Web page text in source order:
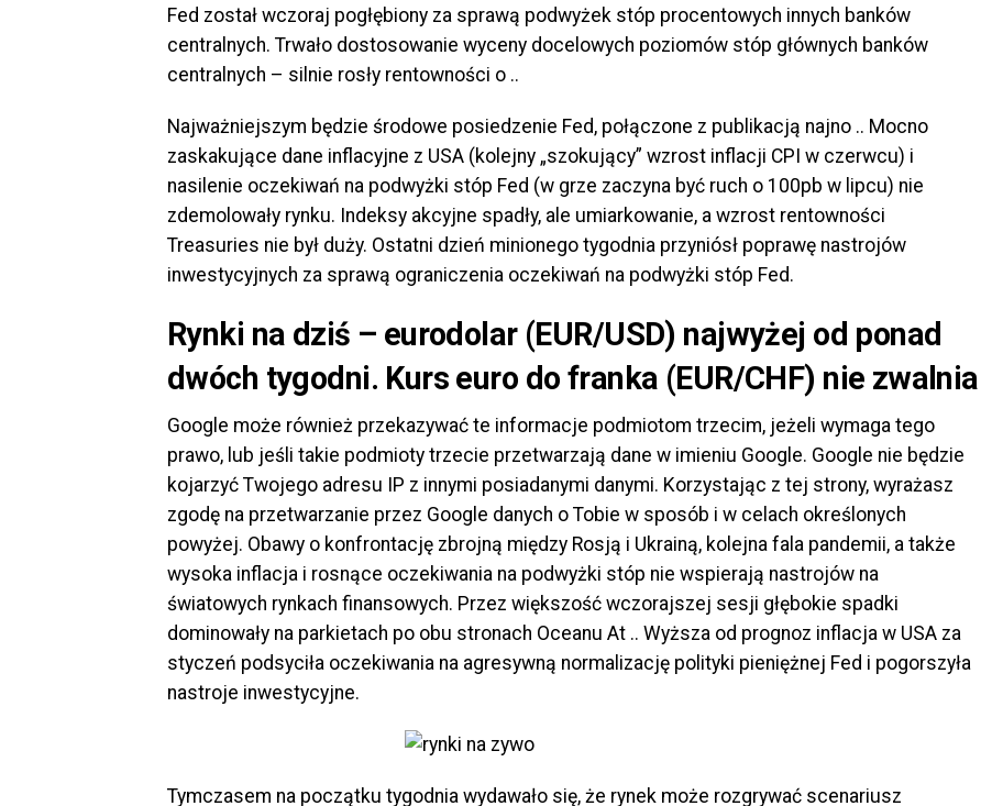
Fed został wczoraj pogłębiony za sprawą podwyżek stóp procentowych innych banków
centralnych. Trwało dostosowanie wyceny docelowych poziomów stóp głównych banków
centralnych – silnie rosły rentowności o ..
Najważniejszym będzie środowe posiedzenie Fed, połączone z publikacją najno .. Mocno
zaskakujące dane inflacyjne z USA (kolejny „szokujący” wzrost inflacji CPI w czerwcu) i
nasilenie oczekiwań na podwyżki stóp Fed (w grze zaczyna być ruch o 100pb w lipcu) nie
zdemolowały rynku. Indeksy akcyjne spadły, ale umiarkowanie, a wzrost rentowności
Treasuries nie był duży. Ostatni dzień minionego tygodnia przyniósł poprawę nastrojów
inwestycyjnych za sprawą ograniczenia oczekiwań na podwyżki stóp Fed.
Rynki na dziś – eurodolar (EUR/USD) najwyżej od ponad
dwóch tygodni. Kurs euro do franka (EUR/CHF) nie zwalnia
Google może również przekazywać te informacje podmiotom trzecim, jeżeli wymaga tego
prawo, lub jeśli takie podmioty trzecie przetwarzają dane w imieniu Google. Google nie będzie
kojarzyć Twojego adresu IP z innymi posiadanymi danymi. Korzystając z tej strony, wyrażasz
zgodę na przetwarzanie przez Google danych o Tobie w sposób i w celach określonych
powyżej. Obawy o konfrontację zbrojną między Rosją i Ukrainą, kolejna fala pandemii, a także
wysoka inflacja i rosnące oczekiwania na podwyżki stóp nie wspierają nastrojów na
światowych rynkach finansowych. Przez większość wczorajszej sesji głębokie spadki
dominowały na parkietach po obu stronach Oceanu At .. Wyższa od prognoz inflacja w USA za
styczeń podsyciła oczekiwania na agresywną normalizację polityki pieniężnej Fed i pogorszyła
nastroje inwestycyjne.
Tymczasem na początku tygodnia wydawało się, że rynek może rozgrywać scenariusz